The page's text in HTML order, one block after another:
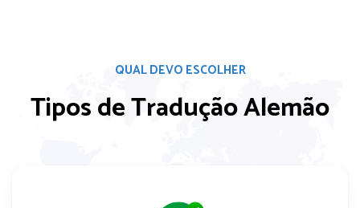
QUAL DEVO ESCOLHER
Tipos de Tradução Alemão